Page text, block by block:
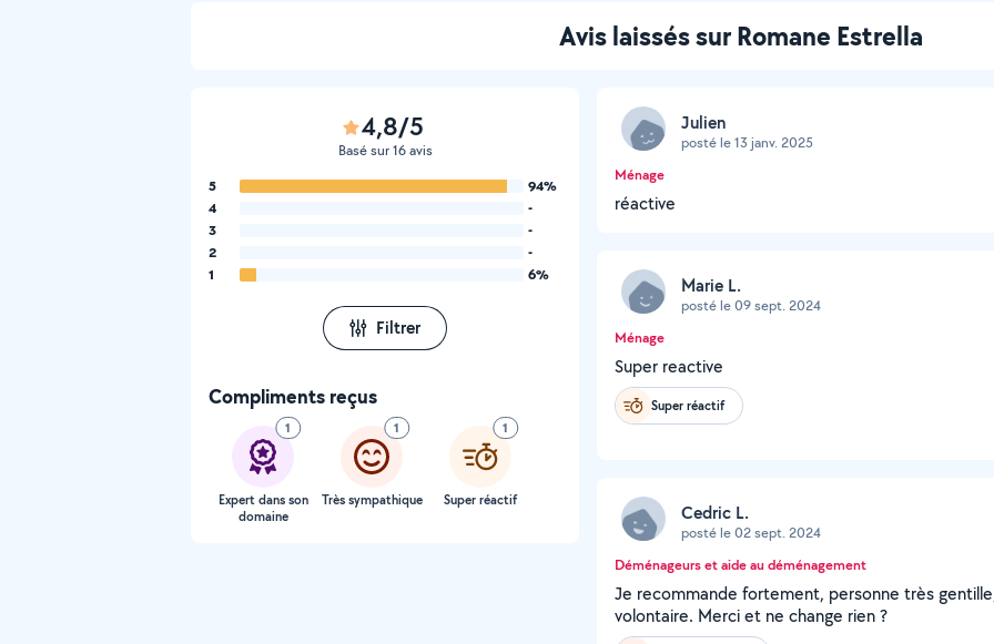
Avis laissés sur Romane Estrella
4,8/5
Basé sur 16 avis
5
94%
4
-
3
-
2
-
1
6%
Filtrer
Compliments reçus
1
Expert dans son
domaine
1
Très sympathique
1
Super réactif
Julien
posté le 13 janv. 2025
Ménage
réactive
Marie L.
posté le 09 sept. 2024
Ménage
Super reactive
Super réactif
Cedric L.
posté le 02 sept. 2024
Déménageurs et aide au déménagement
Je recommande fortement, personne très
volontaire. Merci et ne change rien ?